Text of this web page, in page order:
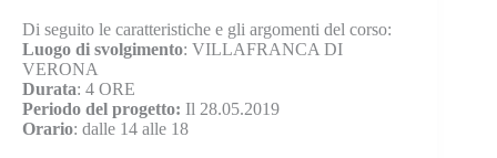
Di seguito le caratteristiche e gli argomenti del corso:
Luogo di svolgimento: VILLAFRANCA DI
VERONA
Durata: 4 ORE
Periodo del progetto: Il 28.05.2019
Orario: dalle 14 alle 18